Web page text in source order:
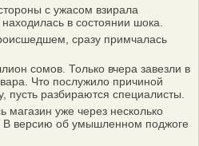
с ужасом взирала
в состоянии шока.
сразу примчалась
сомов. Только вчера завезли в
Что послужило причиной
пусть разбираются специалисты.
уже через несколько
версию об умышленном поджоге